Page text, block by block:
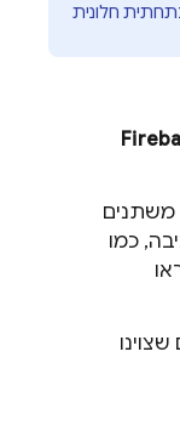
חלונית